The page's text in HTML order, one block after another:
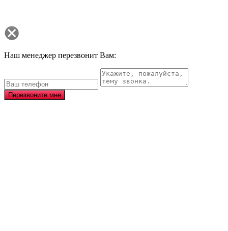
Наш менеджер перезвонит Вам:
Перезвоните мне